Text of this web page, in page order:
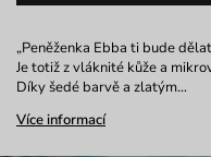
„Peněženka Ebba ti bude
Je totiž z vláknité kůže a
Díky šedé barvě a zlatým…
Více informací